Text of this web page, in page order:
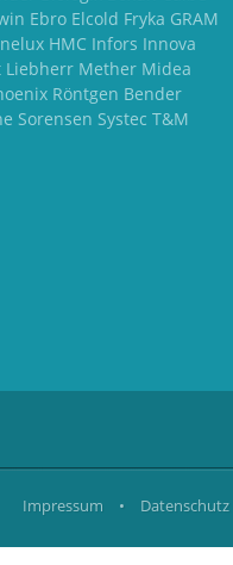
Ebro Elcold Fryka GRAM
HMC Infors Innova
Liebherr Mether Midea
Röntgen Bender
Sorensen Systec T&M
Impressum • Datenschutz